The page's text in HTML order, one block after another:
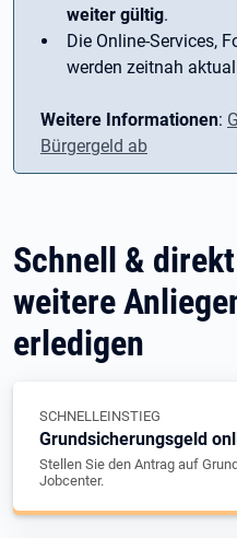
weiter gültig.
Die Online-Services,
werden zeitnah
Weitere Informationen:
Bürgergeld ab
Schnell &
weitere
erledigen
SCHNELLEINSTIEG
Grundsicherungsgeld
Stellen Sie den Antrag auf
Jobcenter.